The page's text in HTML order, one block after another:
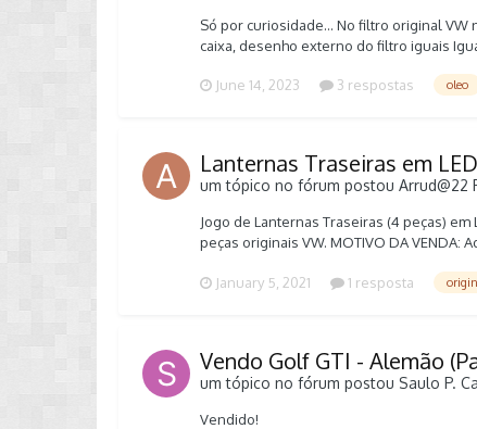
Só por curiosidade... No filtro original VW
caixa, desenho externo do filtro iguais
June 14, 2023 3 respostas oleo
Lanternas Traseiras em LED
um tópico no fórum postouArrud@22
Jogo de Lanternas Traseiras (4 peças)
peças originais VW. MOTIVO DA
lanternas são plug and play apenas no
5G0945208F Lateral Direita (Carona):
golf-gti-mk7-jogo-completo-de-lanternas-
January 5, 2021 1 resposta
Vendo Golf GTI - Alemão
um tópico no fórum postou Saulo P.
Vendido!